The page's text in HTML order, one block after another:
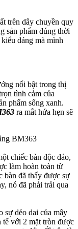
trên dây chuyền quy
sản phẩm đúng thời
dáng mà mình
nổi bật trong thị
tình cảm của
phẩm sống xanh.
ra mắt hứa hẹn sẽ
chiếc bàn độc đáo,
làm hoàn toàn từ
bàn đã thấy được sự
nó đã phải trải qua
sự dẻo dai của mây
tế với 2 mặt tròn được